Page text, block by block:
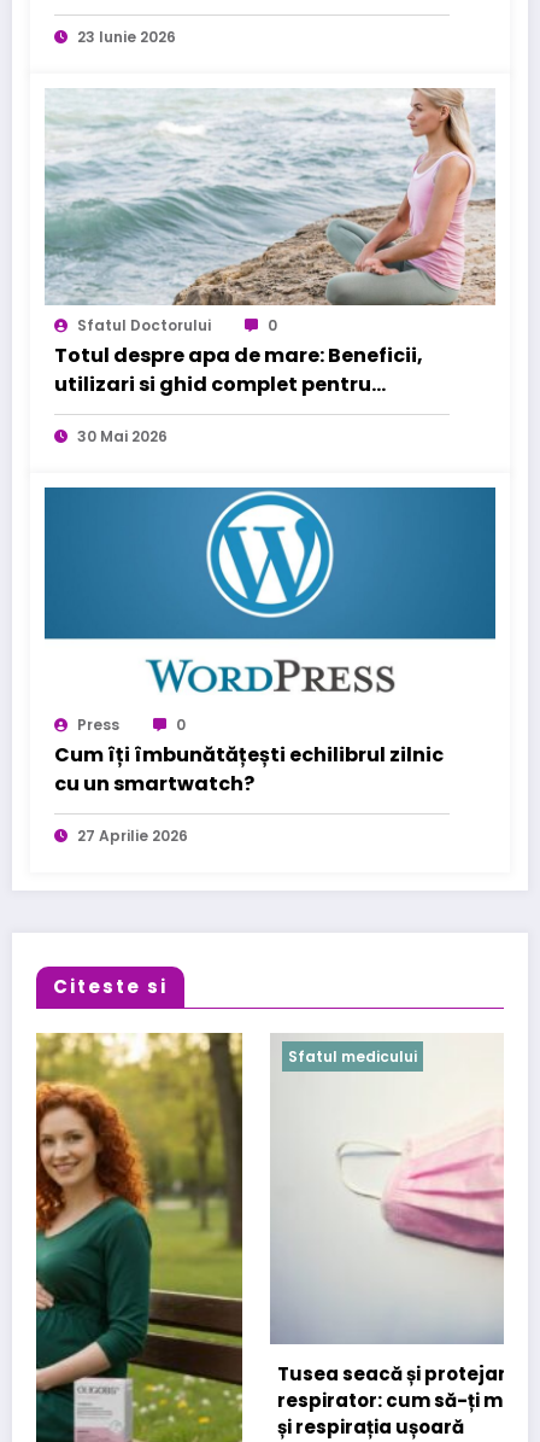
23 Iunie 2026
Sfatul Doctorului 0
Totul despre apa de mare: Beneficii,
utilizari si ghid complet pentru
sanatatea familiei tale
30 Mai 2026
Press 0
Cum îți îmbunătățești echilibrul zilnic
cu un smartwatch?
27 Aprilie 2026
Citeste si
Sfatul medicului
Tusea seacă și protejarea sistemului
respirator: cum să-ți menții plămânii sănătoși
și respirația ușoară